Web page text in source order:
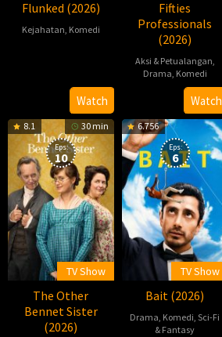
Flunked (2026)
Kejahatan, Komedi
23
Watch
Fifties
Professionals
(2026)
Aksi & Petualangan,
Drama, Komedi
2026-
05-
22
동
화
Watch
8.1 30 min
Eps:
10
TV Show
The Other
Bennet Sister
(2026)
6.756
Eps:
6
TV Show
Bait (2026)
Drama, Komedi,Sci-Fi
& Fantasy